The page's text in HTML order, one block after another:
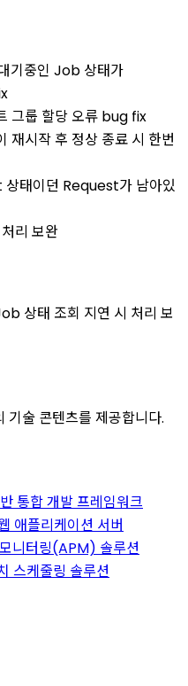
기중인 Job 상태가
그룹 할당 오류 bug fix
재시작 후 정상 종료 시 한번
태이던 Request가 남아있
리 보완
상태 조회 지연 시 처리 보
기술 콘텐츠를 제공합니다.
통합 개발 프레임워크
애플리케이션 서버
니터링(APM) 솔루션
스케줄링 솔루션